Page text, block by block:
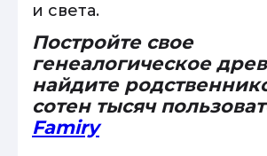
и света.
Постройте свое
генеалогическое
найдите
сотен тысяч
Famiry